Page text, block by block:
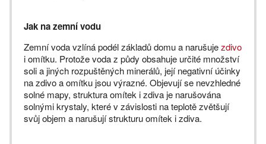
Jak na zemní vodu
Zemní voda vzlíná podél základů domu a narušujezdivo
i omítku. Protože voda z půdy obsahuje určité množství
soli a jiných rozpuštěných minerálů, její negativní účinky
na zdivo a omítku jsou výrazné. Objevují se nevzhledné
solné mapy, struktura omítek i zdiva je narušována
solnými krystaly, které v závislosti na teplotě zvětšují
svůj objem a narušují strukturu omítek i zdiva.